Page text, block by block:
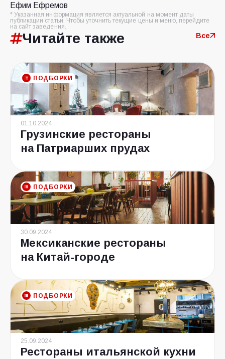
Ефим Ефремов
* Указанная информация является актуальной на момент даты
публикации статьи. Чтобы уточнить текущие цены и меню, перейдите
на сайт заведения.
Читайте также Все
ПОДБОРКИ
01.10.2024
Грузинские рестораны
на Патриарших прудах
ПОДБОРКИ
30.09.2024
Мексиканские рестораны
на Китай-городе
ПОДБОРКИ
25.09.2024
Рестораны итальянской кухни